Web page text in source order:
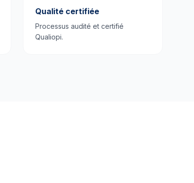
Qualité certifiée
Processus audité et certifié
Qualiopi.